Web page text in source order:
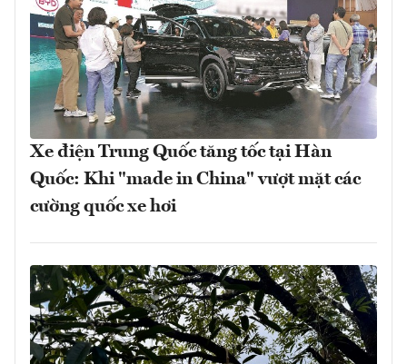
Xe điện Trung Quốc tăng tốc tại Hàn
Quốc: Khi "made in China" vượt mặt các
cường quốc xe hơi